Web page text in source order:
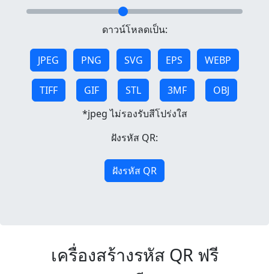
ดาวน์โหลดเป็น:
JPEG PNG SVG EPS WEBP
TIFF GIF STL 3MF
OBJ
*jpeg ไม่รองรับสีโปร่งใส
ฝังรหัส QR:
ฝังรหัส QR
เครื่องสร้างรหัส QR ฟรี